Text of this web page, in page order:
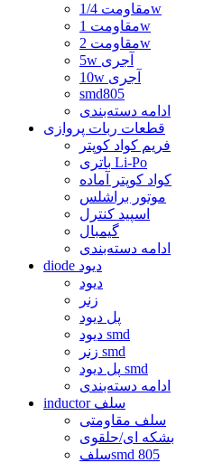
مقاومت 1/4w
مقاومت 1w
مقاومت 2w
5w آجری
10w آجری
smd805
ادامه دسته‌بندی
قطعات ربات پروازی
فریم کواد کوپتر
باتری Li-Po
کواد کوپتر آماده
موتور براشلس
اسپید کنترل
گیمبال
ادامه دسته‌بندی
diode دیود
دیود
زنر
پل دیود
دیود smd
زنر smd
پل دیود smd
ادامه دسته‌بندی
inductor سلف
سلف مقاومتی
بشکه ای/حلقوی
سلفsmd 805